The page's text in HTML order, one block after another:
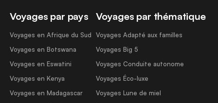
Voyages par pays
Voyages en Afrique du Sud
Voyages en Botswana
Voyages en Eswatini
Voyages en Kenya
Voyages en Madagascar
Voyages par thématique
Voyages Adapté aux familles
Voyages Big 5
Voyages Conduite autonome
Voyages Éco-luxe
Voyages Lune de miel